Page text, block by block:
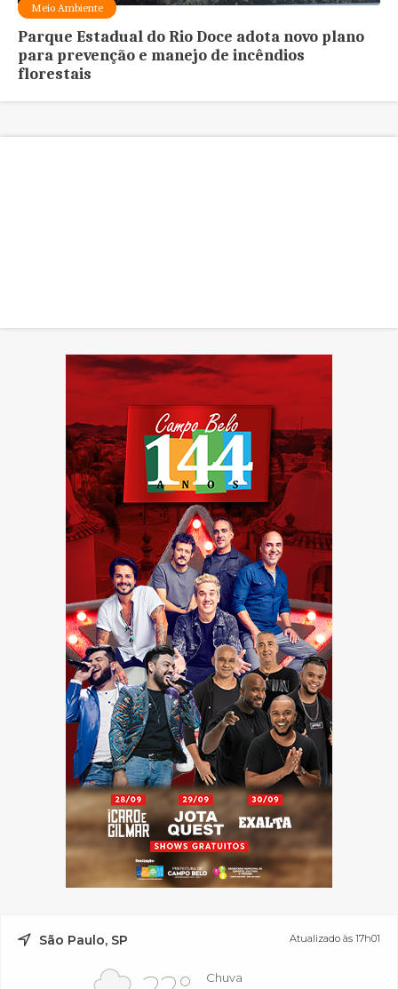
Meio Ambiente
Parque Estadual do Rio Doce adota novo plano
para prevenção e manejo de incêndios
florestais
São Paulo, SP Atualizado às 17h01
Chuva